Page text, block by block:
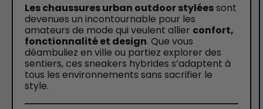
Les chaussures urban outdoor styléessont
devenues un incontournable pour les
amateurs de mode qui veulent allier confort,
fonctionnalité et design. Que vous
déambuliez en ville ou partiez explorer des
sentiers, ces sneakers hybrides s’adaptent à
tous les environnements sans sacrifier le
style.